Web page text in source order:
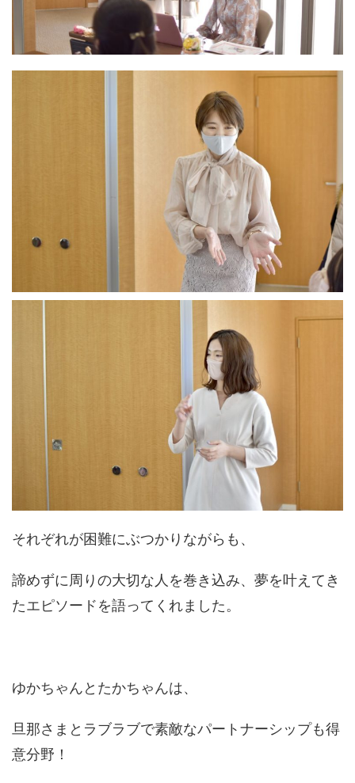
それぞれが困難にぶつかりながらも、
諦めずに周りの大切な人を巻き込み、夢を叶えてき
たエピソードを語ってくれました。
ゆかちゃんとたかちゃんは、
旦那さまとラブラブで素敵なパートナーシップも得
意分野！